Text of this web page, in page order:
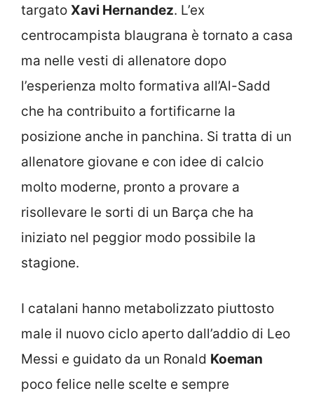
targato Xavi Hernandez. L’ex
centrocampista blaugrana è tornato a casa
ma nelle vesti di allenatore dopo
l’esperienza molto formativa all’Al-Sadd
che ha contribuito a fortificarne la
posizione anche in panchina. Si tratta di un
allenatore giovane e con idee di calcio
molto moderne, pronto a provare a
risollevare le sorti di un Barça che ha
iniziato nel peggior modo possibile la
stagione.
I catalani hanno metabolizzato piuttosto
male il nuovo ciclo aperto dall’addio di Leo
Messi e guidato da un Ronald Koeman
poco felice nelle scelte e sempre